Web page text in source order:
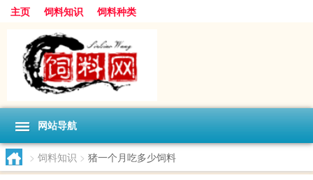
主页 饲料知识 饲料种类
网站导航
> 饲料知识 > 猪一个月吃多少饲料